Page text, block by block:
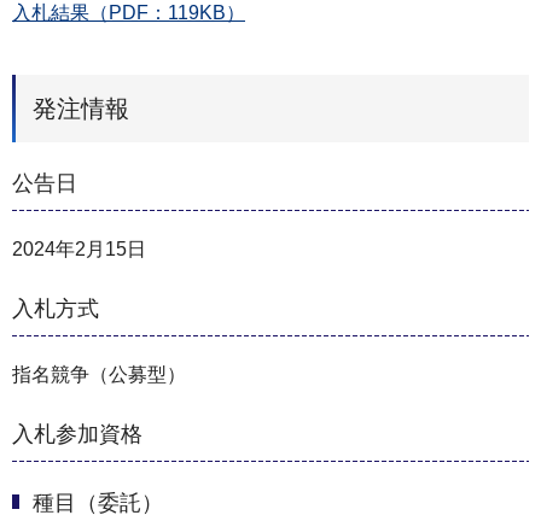
入札結果（PDF：119KB）
発注情報
公告日
2024年2月15日
入札方式
指名競争（公募型）
入札参加資格
種目（委託）